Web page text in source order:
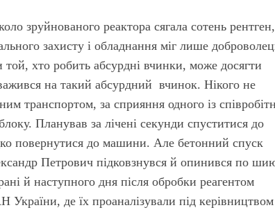
зруйнованого реактора сягала сотень рентген,
захисту і обладнання міг лише
хто робить абсурдні вчинки, може досягти
на такий абсурдний вчинок. Нікого не
транспортом, за сприяння одного із
Планував за лічені секунди спуститися до
повернутися до машини. Але бетонний спуск
Петрович підковзнувся й опинився по
й наступного дня після обробки реагентом
України, де їх проаналізували під керівництвом